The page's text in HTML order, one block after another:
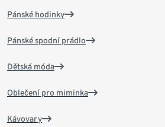
Pánské hodinky
Pánské spodní prádlo
Dětská móda
Oblečení pro miminka
Kávovary